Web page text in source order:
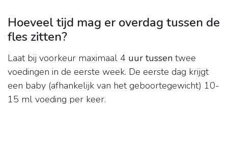
Hoeveel tijd mag er overdag tussen de
fles zitten?
Laat bij voorkeur maximaal 4 uur tussen twee
voedingen in de eerste week. De eerste dag krijgt
een baby (afhankelijk van het geboortegewicht) 10-
15 ml voeding per keer.